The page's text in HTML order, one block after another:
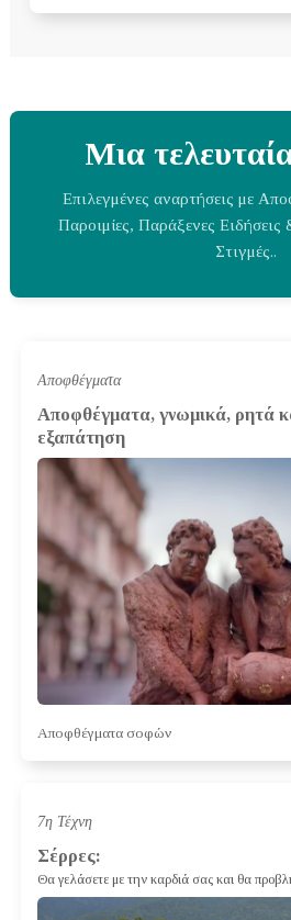
Μια
Επιλεγμένες αναρτήσεις με
Παροιμίες, Παράξενες Ειδήσεις
Στιγμές..
Αποφθέγματα
Αποφθέγματα, γνωμικά, ρητά
εξαπάτηση
Αποφθέγματα σοφών
7η Τέχνη
Σέρρες:
Θα γελάσετε με την καρδιά σας και θα